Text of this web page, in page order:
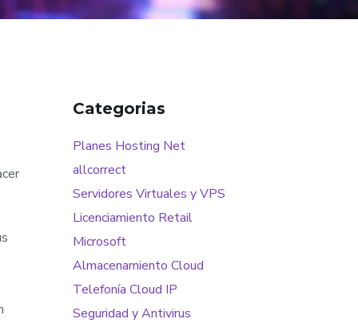
Categorias
Planes Hosting Net
allcorrect
Servidores Virtuales y VPS
Licenciamiento Retail
Microsoft
Almacenamiento Cloud
Telefonía Cloud IP
Seguridad y Antivirus